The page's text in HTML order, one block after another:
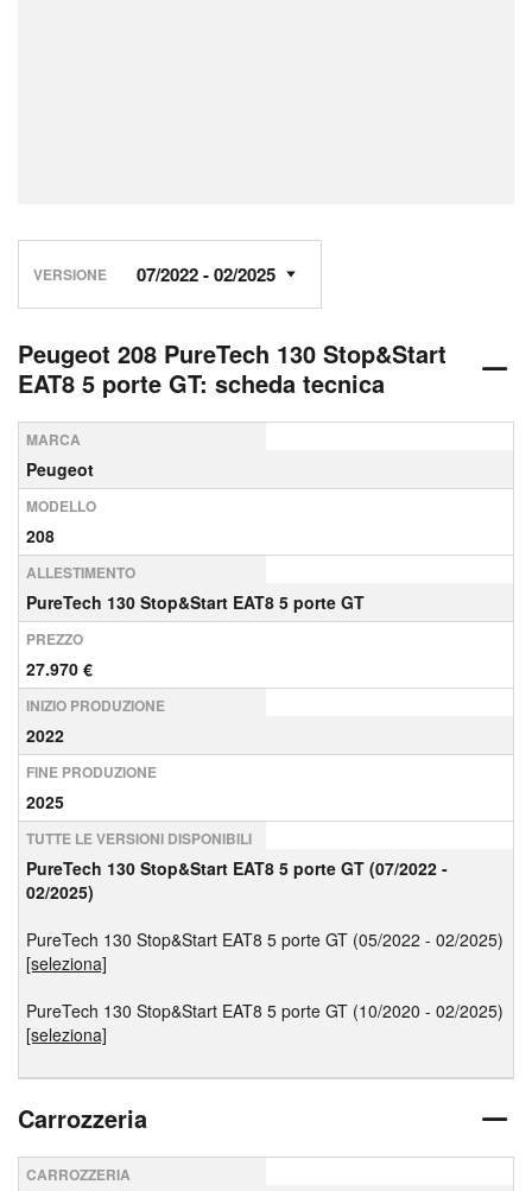
VERSIONE
Peugeot 208 PureTech 130 Stop&Start
EAT8 5 porte GT: scheda tecnica
MARCA
Peugeot
MODELLO
208
ALLESTIMENTO
PureTech 130 Stop&Start EAT8 5 porte GT
PREZZO
27.970 €
INIZIO PRODUZIONE
2022
FINE PRODUZIONE
2025
TUTTE LE VERSIONI DISPONIBILI
PureTech 130 Stop&Start EAT8 5 porte GT (07/2022 -
02/2025)
PureTech 130 Stop&Start EAT8 5 porte GT (05/2022 - 02/2025)
[seleziona]
PureTech 130 Stop&Start EAT8 5 porte GT (10/2020 - 02/2025)
[seleziona]
Carrozzeria
CARROZZERIA